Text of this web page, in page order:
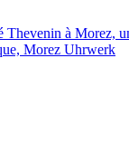
à Morez,
Morez Uhrwerk